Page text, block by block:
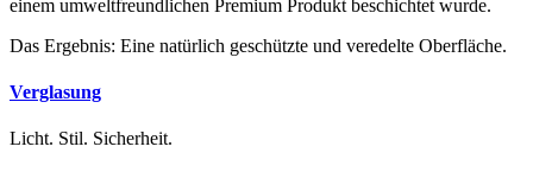
einem umweltfreundlichen Premium Produkt beschichtet wurde.
Das Ergebnis: Eine natürlich geschützte und veredelte Oberfläche.
Verglasung
Licht. Stil. Sicherheit.